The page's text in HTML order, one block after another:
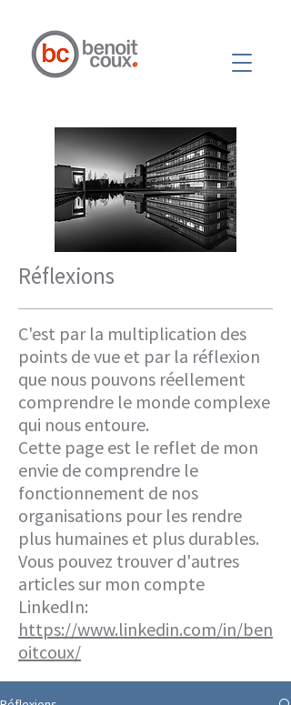
Réflexions
C'est par la multiplication des
points de vue et par la réflexion
que nous pouvons réellement
comprendre le monde complexe
qui nous entoure.
Cette page est le reflet de mon
envie de comprendre le
fonctionnement de nos
organisations pour les rendre
plus humaines et plus durables.
Vous pouvez trouver d'autres
articles sur mon compte
LinkedIn:
https://www.linkedin.com/in/ben
oitcoux/